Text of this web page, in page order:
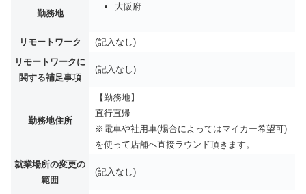
勤務地
大阪府
リモートワーク
(記入なし)
リモートワークに
関する補足事項
(記入なし)
勤務地住所
【勤務地】
直行直帰
※電車や社用車(場合によってはマイカー希望可)
を使って店舗へ直接ラウンド頂きます。
就業場所の変更の
範囲
(記入なし)